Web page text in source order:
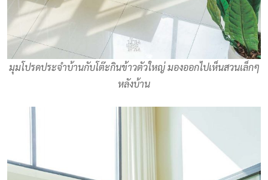
มุมโปรดประจำบ้านกับโต๊ะกินข้าวตัวใหญ่ มองออกไปเห็นสวนเล็กๆ
หลังบ้าน